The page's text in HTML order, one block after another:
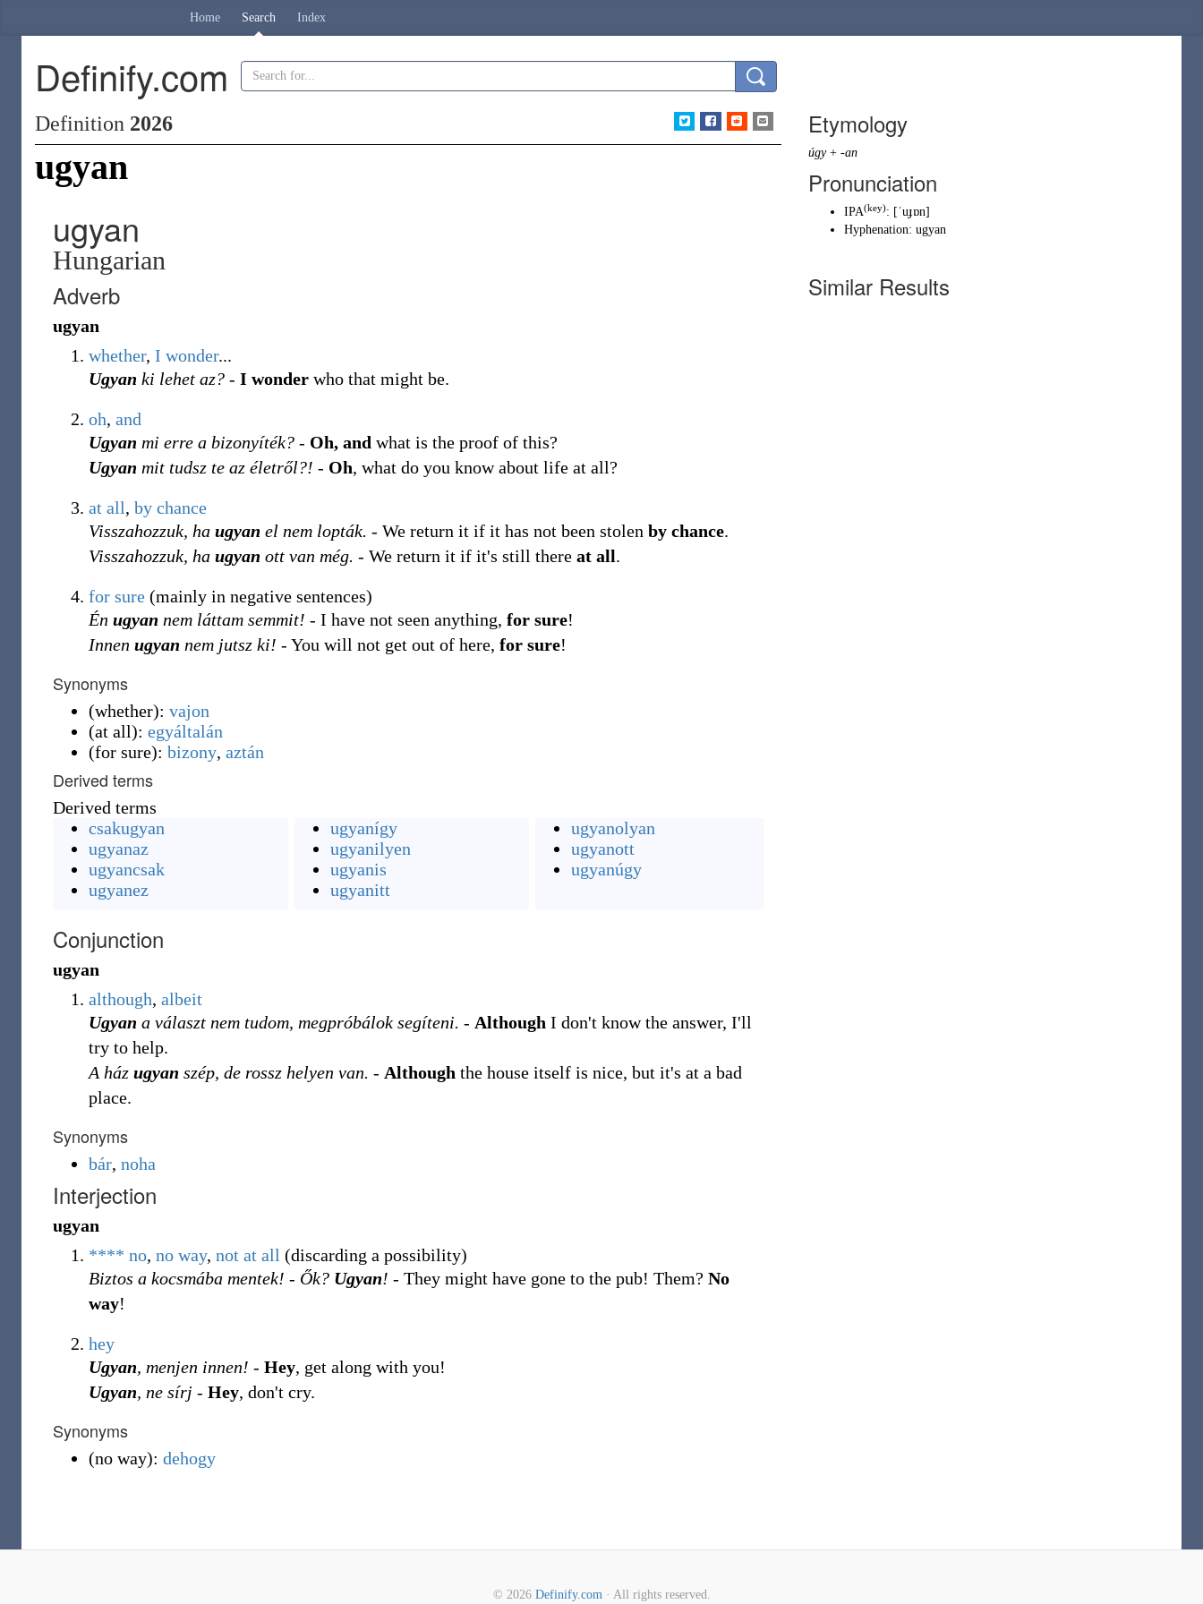
Home Search Index
Definify.com
Definition 2026
ugyan
ugyan
Hungarian
Adverb
ugyan
whether, I wonder...
Ugyan ki lehet az? - I wonder who that might be.
oh, and
Ugyan mi erre a bizonyíték? - Oh, and what is the proof of this?
Ugyan mit tudsz te az életről?! - Oh, what do you know about life at all?
at all, by chance
Visszahozzuk, ha ugyan el nem lopták. - We return it if it has not been stolen by chance.
Visszahozzuk, ha ugyan ott van még. - We return it if it's still there at all.
for sure (mainly in negative sentences)
Én ugyan nem láttam semmit! - I have not seen anything, for sure!
Innen ugyan nem jutsz ki! - You will not get out of here, for sure!
Synonyms
(whether): vajon
(at all): egyáltalán
(for sure): bizony, aztán
Derived terms
Derived terms
csakugyan
ugyanaz
ugyancsak
ugyanez
ugyanígy
ugyanilyen
ugyanis
ugyanitt
ugyanolyan
ugyanott
ugyanúgy
Conjunction
ugyan
although, albeit
Ugyan a választ nem tudom, megpróbálok segíteni. - Although I don't know the answer, I'll
try to help.
A ház ugyan szép, de rossz helyen van. - Although the house itself is nice, but it's at a bad
place.
Synonyms
bár, noha
Interjection
ugyan
**** no, no way, not at all (discarding a possibility)
Biztos a kocsmába mentek! - Ők? Ugyan! - They might have gone to the pub! Them? No
way!
hey
Ugyan, menjen innen! - Hey, get along with you!
Ugyan, ne sírj - Hey, don't cry.
Synonyms
(no way): dehogy
Etymology
úgy+ -an
Pronunciation
IPA(key): [ˈuɟɒn]
Hyphenation: ugyan
Similar Results
© 2026 Definify.com· All rights reserved.